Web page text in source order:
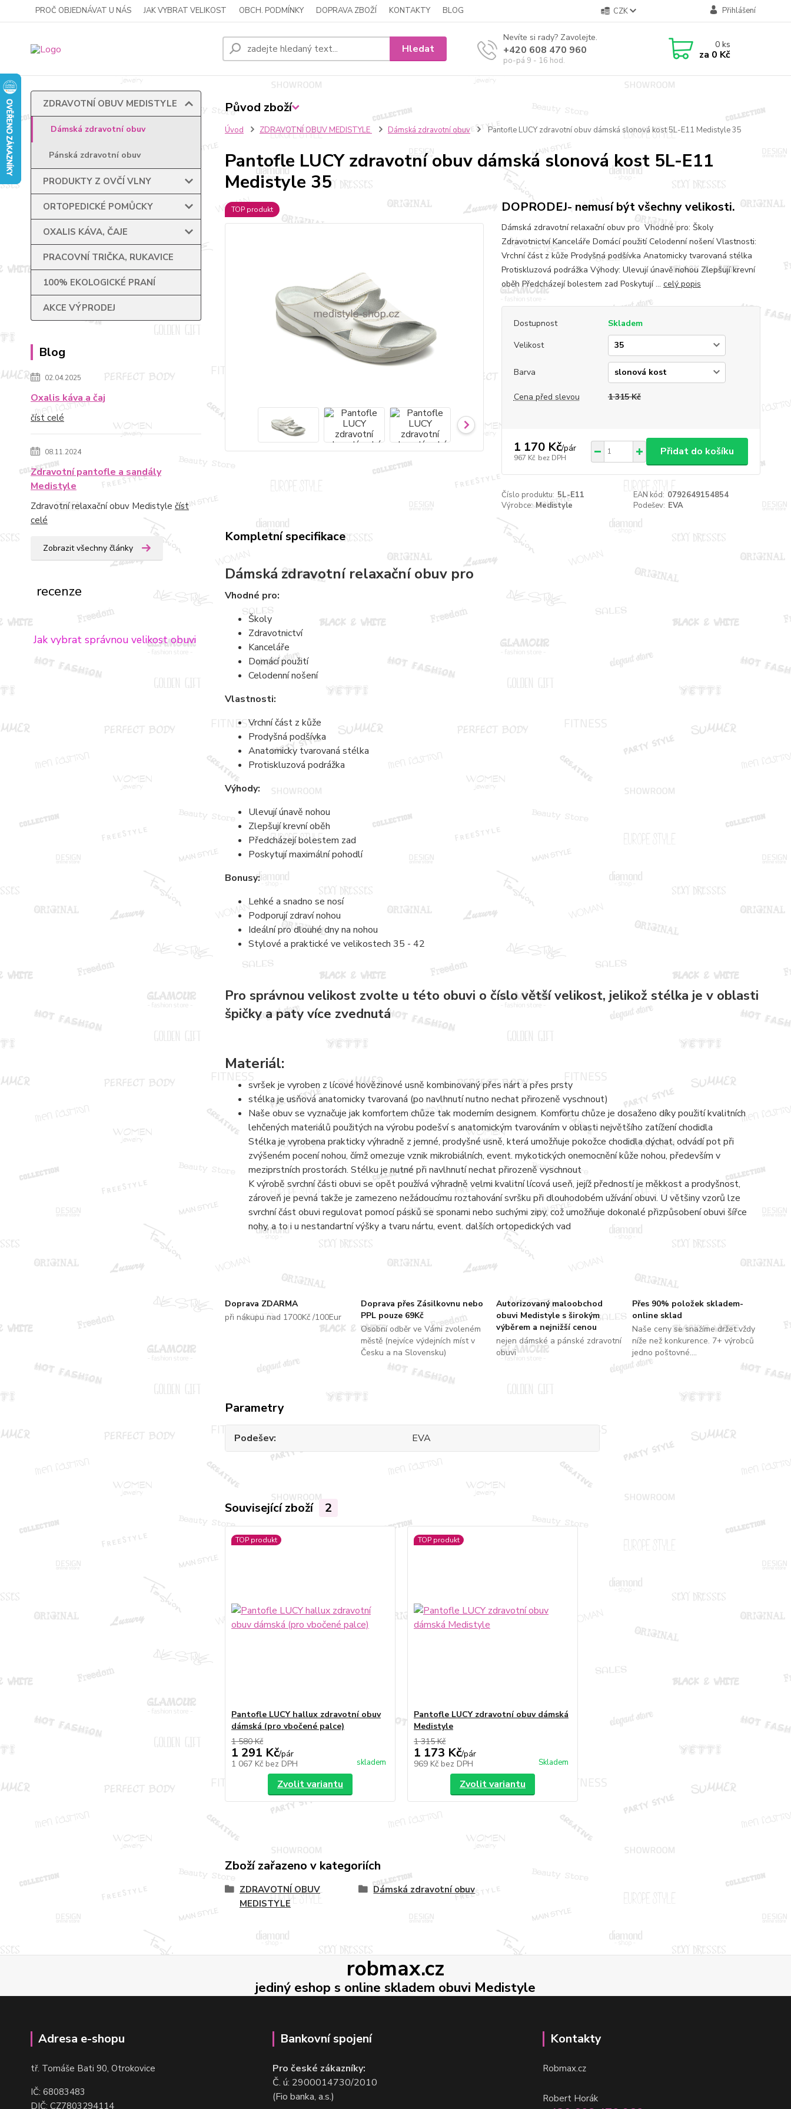
PROČ OBJEDNÁVAT U NÁS JAK VYBRAT VELIKOST OBCH. PODMÍNKY DOPRAVA ZBOŽÍ KONTAKTY BLOG CZK Přihlášení
Hledat
Nevíte si rady? Zavolejte.
+420 608 470 960
po-pá 9 - 16 hod.
0ks
za 0 Kč
ZDRAVOTNÍ OBUV MEDISTYLE
Dámská zdravotní obuv
Pánská zdravotní obuv
PRODUKTY Z OVČÍ VLNY
ORTOPEDICKÉ POMŮCKY
OXALIS KÁVA, ČAJE
PRACOVNÍ TRIČKA, RUKAVICE
100% EKOLOGICKÉ PRANÍ
AKCE VÝPRODEJ
Blog
02.04.2025
Oxalis káva a čaj
číst celé
08.11.2024
Zdravotní pantofle a sandály
Medistyle
Zdravotní relaxační obuv Medistyle číst
celé
Zobrazit všechny články
recenze
Jak vybrat správnou velikost obuvi
Úvod ZDRAVOTNÍ OBUV MEDISTYLE Dámská zdravotní obuv Pantofle LUCY zdravotní obuv dámská slonová kost 5L-E11 Medistyle 35
Pantofle LUCY zdravotní obuv dámská slonová kost 5L-E11
Medistyle 35
TOP produkt DOPRODEJ- nemusí být všechny velikosti.
Dámská zdravotní relaxační obuv pro Vhodné pro: Školy
Zdravotnictví Kanceláře Domácí použití Celodenní nošení Vlastnosti:
Vrchní část z kůže Prodyšná podšívka Anatomicky tvarovaná stélka
Protiskluzová podrážka Výhody: Ulevují únavě nohou Zlepšují krevní
oběh Předcházejí bolestem zad Poskytují ... celý popis
Dostupnost
Skladem
Velikost
Barva
Cena před slevou 1 315 Kč
1 170 Kč/pár
967 Kč bez DPH
Přidat do košíku
Číslo produktu: 5L-E11 EAN kód: 0792649154854
Výrobce: Medistyle Podešev: EVA
Doprava ZDARMA
při nákupu nad 1700Kč /100Eur
Doprava přes Zásilkovnu nebo
PPL pouze 69Kč
Osobní odběr ve Vámi zvoleném
městě (nejvíce výdejních míst v
Česku a na Slovensku)
Autorizovaný maloobchod
obuvi Medistyle s širokým
výběrem a nejnižší cenou
nejen dámské a pánské zdravotní
obuvi
Přes 90% položek skladem-
online sklad
Naše ceny se snažíme držet vždy
níže než konkurence. 7+ výrobců
jedno poštovné....
Kompletní specifikace
Dámská zdravotní relaxační obuv pro
Vhodné pro:
Školy
Zdravotnictví
Kanceláře
Domácí použití
Celodenní nošení
Vlastnosti:
Vrchní část z kůže
Prodyšná podšívka
Anatomicky tvarovaná stélka
Protiskluzová podrážka
Výhody:
Ulevují únavě nohou
Zlepšují krevní oběh
Předcházejí bolestem zad
Poskytují maximální pohodlí
Bonusy:
Lehké a snadno se nosí
Podporují zdraví nohou
Ideální pro dlouhé dny na nohou
Stylové a praktické ve velikostech 35 - 42
Pro správnou velikost zvolte u této obuvi o číslo větší velikost, jelikož stélka je v oblasti
špičky a paty více zvednutá
Materiál:
svršek je vyroben z lícové hovězinové usně kombinovaný přes nárt a přes prsty
stélka je usňová anatomicky tvarovaná (po navlhnutí nutno nechat přirozeně vyschnout)
Naše obuv se vyznačuje jak komfortem chůze tak moderním designem. Komfortu chůze je dosaženo díky použití kvalitních
lehčených materiálů použitých na výrobu podešví s anatomickým tvarováním v oblasti největšího zatížení chodidla
Stélka je vyrobena prakticky výhradně z jemné, prodyšné usně, která umožňuje pokožce chodidla dýchat, odvádí pot při
zvýšeném pocení nohou, čímž omezuje vznik mikrobiálních, event. mykotických onemocnění kůže nohou, především v
meziprstních prostorách. Stélku je nutné při navlhnutí nechat přirozeně vyschnout
K výrobě svrchní části obuvi se opět používá výhradně velmi kvalitní lícová useň, jejíž předností je měkkost a prodyšnost,
zároveň je pevná takže je zamezeno nežádoucímu roztahování svršku při dlouhodobém užívání obuvi. U většiny vzorů lze
svrchní část obuvi regulovat pomocí pásků se sponami nebo suchými zipy, což umožňuje dokonalé přizpůsobení obuvi šířce
nohy, a to i u nestandartní výšky a tvaru nártu, event. dalších ortopedických vad
Původ zboží
Parametry
Podešev EVA
Související zboží 2
TOP produkt
Pantofle LUCY hallux zdravotní obuv
dámská (pro vbočené palce)
1 580 Kč
1 291 Kč/pár
1 067 Kč bez DPH skladem
Zvolit variantu
TOP produkt
Pantofle LUCY zdravotní obuv dámská
Medistyle
1 315 Kč
1 173 Kč/pár
969 Kč bez DPH Skladem
Zvolit variantu
Zboží zařazeno v kategoriích
ZDRAVOTNÍ OBUV
MEDISTYLE
Dámská zdravotní obuv
robmax.cz
jediný eshop s online skladem obuvi Medistyle
Adresa e-shopu
tř. Tomáše Bati 90, Otrokovice
IČ: 68083483
DIČ: CZ7803294114
Bankovní spojení
Pro české zákazníky:
Č. ú: 2900014730/2010
(Fio banka, a.s.)
Kontakty
Robmax.cz
Robert Horák